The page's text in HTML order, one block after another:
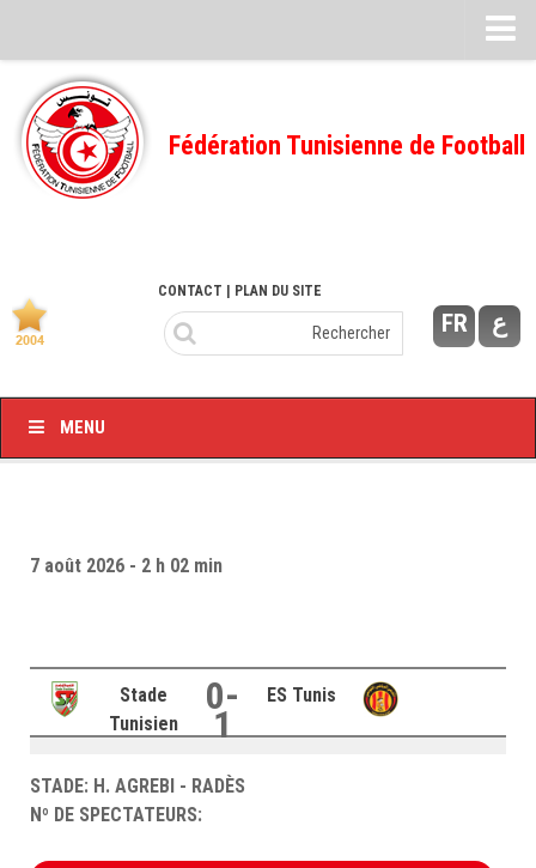
Feuille de match
FMI – 2022/2023
Ligue I – 2022/2023
Ligue I – 2020/2021
Ligue I – 2019/2020
–Ligue II-
Feuille de match 2016/2017
-Ligue II-
Fédération Tunisienne de Football
FR ع
CONTACT | PLAN DU SITE
MENU
7 août 2026 - 2 h 02 min
Stade
Tunisien
0-
1
ES Tunis
STADE: H. AGREBI - RADÈS
Nº DE SPECTATEURS: